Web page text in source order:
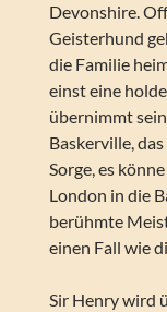
Devonshire.
Geisterhund
die Familie
einst eine
übernimmt
Baskerville,
Sorge, es
London in die
berühmte
einen Fall wie
Sir Henry wird